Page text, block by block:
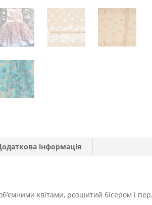
інформація
квітами, розшитий бісером і